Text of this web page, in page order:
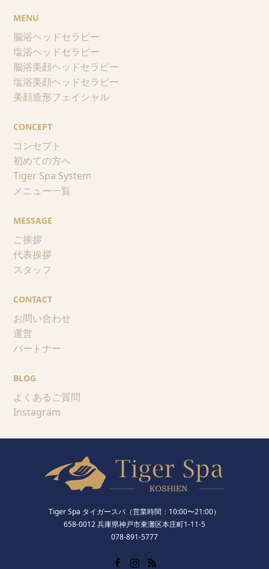
MENU
脳浴ヘッドセラピー
塩浴ヘッドセラピー
脳浴美顔ヘッドセラピー
塩浴美顔ヘッドセラピー
美顔造形フェイシャル
CONCEPT
コンセプト
初めての方へ
Tiger Spa System
メニュー一覧
MESSAGE
ご挨拶
代表挨拶
スタッフ
CONTACT
お問い合わせ
運営
パートナー
BLOG
よくあるご質問
Instagram
Tiger Spa タイガースパ（営業時間：10:00〜21:00）
658-0012 兵庫県神戸市東灘区本庄町1-11-5
078-891-5777